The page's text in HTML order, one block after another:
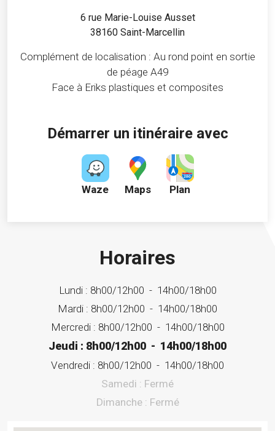
6 rue Marie-Louise Ausset
38160 Saint-Marcellin
Complément de localisation : Au rond point en sortie
de péage A49
Face à Eriks plastiques et composites
Démarrer un itinéraire avec
Waze Maps Plan
Horaires
Lundi : 8h00/12h00 - 14h00/18h00
Mardi : 8h00/12h00 - 14h00/18h00
Mercredi : 8h00/12h00 - 14h00/18h00
Jeudi : 8h00/12h00 - 14h00/18h00
Vendredi : 8h00/12h00 - 14h00/18h00
Samedi : Fermé
Dimanche : Fermé